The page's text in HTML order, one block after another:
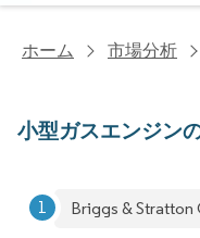
ホーム 市場分析
小型ガスエンジン
Briggs & Stratton